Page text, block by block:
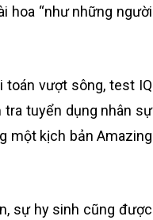
hoa “như những người
toán vượt sông, test IQ
tuyển dụng nhân sự
một kịch bản Amazing
sự hy sinh cũng được